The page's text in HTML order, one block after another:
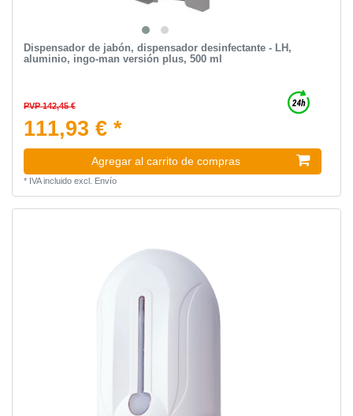
Dispensador de jabón, dispensador desinfectante - LH,
aluminio, ingo-man versión plus, 500 ml
PVP 142,45 €
111,93 € *
Agregar al carrito de compras
* IVA incluidoexcl. Envío